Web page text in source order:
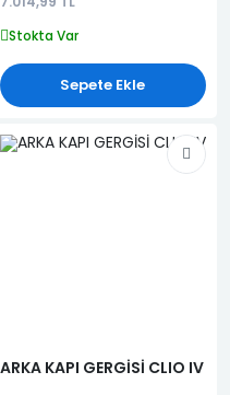
Stokta Var
Sepete Ekle
ARKA KAPI GERGİSİ CLIO IV